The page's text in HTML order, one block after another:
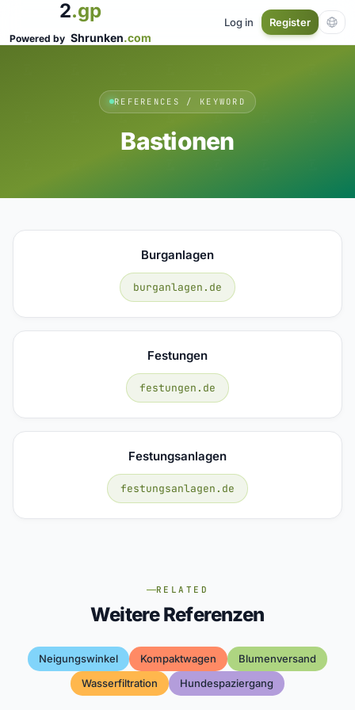
2.gp
Powered by Shrunken.com
Log in Register
REFERENCES / KEYWORD
Bastionen
Burganlagen
burganlagen.de
Festungen
festungen.de
Festungsanlagen
festungsanlagen.de
RELATED
Weitere Referenzen
Neigungswinkel Kompaktwagen
Blumenversand
Wasserfiltration
Hundespaziergang